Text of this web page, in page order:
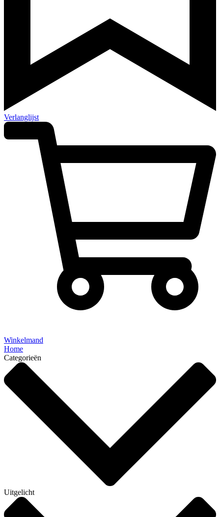
Verlanglijst
Winkelmand
Home
Categorieën
Uitgelicht